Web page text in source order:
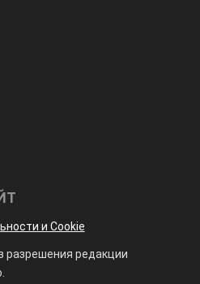
и Cookie
разрешения редакции